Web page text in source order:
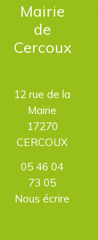
Mairie
de
Cercoux
12 rue de la
Mairie
17270
CERCOUX
05 46 04
73 05
Nous écrire